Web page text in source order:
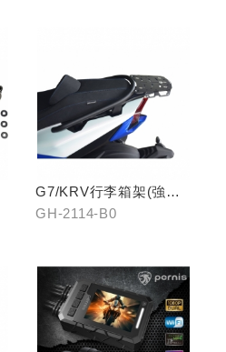
G7/KRV行李箱架(強化)
置物版型
GH-2114-B0